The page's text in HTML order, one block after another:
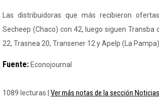
Las distribuidoras que más recibieron
Secheep (Chaco) con 42, luego siguen
22, Trasnea 20, Transener 12 y Apelp (La Pampa)
Fuente: Econojournal
1089 lecturas | Ver más notas de la sección